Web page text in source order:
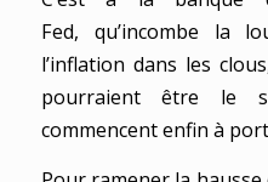
Fed, qu’incombe la
l’inflation dans les
pourraient être le
commencent enfin à